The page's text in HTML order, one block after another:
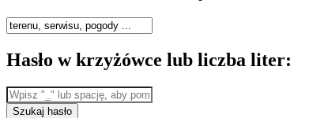
Hasło w krzyżówce lub liczba liter:
Szukaj hasło